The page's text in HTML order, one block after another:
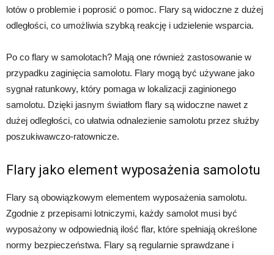
lotów o problemie i poprosić o pomoc. Flary są widoczne z dużej
odległości, co umożliwia szybką reakcję i udzielenie wsparcia.
Po co flary w samolotach? Mają one również zastosowanie w
przypadku zaginięcia samolotu. Flary mogą być używane jako
sygnał ratunkowy, który pomaga w lokalizacji zaginionego
samolotu. Dzięki jasnym światłom flary są widoczne nawet z
dużej odległości, co ułatwia odnalezienie samolotu przez służby
poszukiwawczo-ratownicze.
Flary jako element wyposażenia samolotu
Flary są obowiązkowym elementem wyposażenia samolotu.
Zgodnie z przepisami lotniczymi, każdy samolot musi być
wyposażony w odpowiednią ilość flar, które spełniają określone
normy bezpieczeństwa. Flary są regularnie sprawdzane i